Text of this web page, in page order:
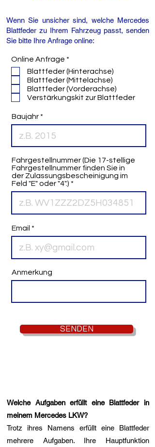
Wenn Sie unsicher sind, welche Mercedes
Blattfeder zu Ihrem Fahrzeug passt, senden
Sie bitte Ihre Anfrage online:
Online Anfrage *
l
i
c
h
Blattfeder (Hinterachse)
Blattfeder (Mittelachse)
Blattfeder (Vorderachse)
Verstärkungskit zur Blattfeder
Baujahr
Fahrgestellnummer (Die 17-stellige
Fahrgestellnummer finden Sie in
der Zulassungsbescheinigung im
Feld "E" oder "4".)
Email
Anmerkung
SENDEN
Welche Aufgaben erfüllt eine Blattfeder in
meinem Mercedes LKW?
Trotz ihres Namens erfüllt eine Blattfeder
mehrere Aufgaben. Ihre Hauptfunktion